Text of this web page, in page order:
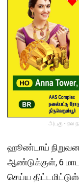
அடகு - ஏல
ஹூண்டாய்
ஆண்டுக்குள், 6
செய்ய